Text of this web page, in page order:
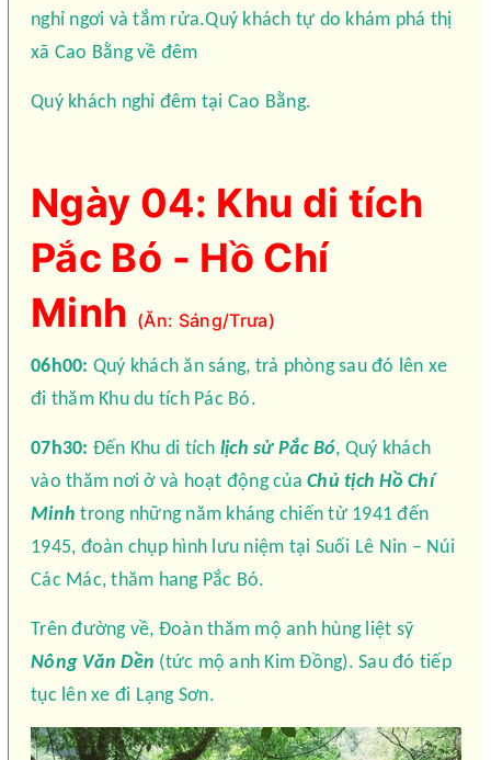
nghỉ ngơi và tắm rửa.Quý khách tự do khám phá thị
xã Cao Bằng về đêm
Quý khách nghỉ đêm tại Cao Bằng.
Ngày 04: Khu di tích
Pắc Bó - Hồ Chí
Minh (Ăn: Sáng/Trưa)
06h00: Quý khách ăn sáng, trả phòng sau đó lên xe
đi thăm Khu du tích Pác Bó.
07h30: Đến Khu di tích lịch sử Pắc Bó, Quý khách
vào thăm nơi ở và hoạt động của Chủ tịch Hồ Chí
Minhtrong những năm kháng chiến từ 1941 đến
1945, đoàn chụp hình lưu niệm tại Suối Lê Nin – Núi
Các Mác, thăm hang Pắc Bó.
Trên đường về, Đoàn thăm mộ anh hùng liệt sỹ
Nông Văn Dền (tức mộ anh Kim Đồng). Sau đó tiếp
tục lên xe đi Lạng Sơn.